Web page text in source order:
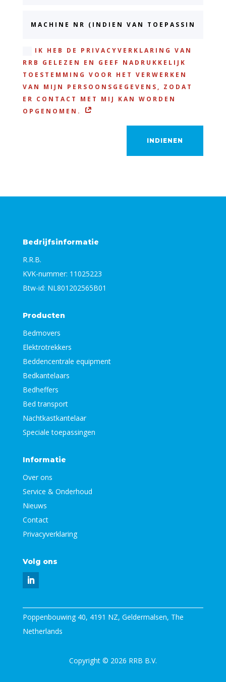
IK HEB DE PRIVACYVERKLARING VAN
RRB GELEZEN EN GEEF NADRUKKELIJK
TOESTEMMING VOOR HET VERWERKEN
VAN MIJN PERSOONSGEGEVENS, ZODAT
ER CONTACT MET MIJ KAN WORDEN
OPGENOMEN.
INDIENEN
Bedrijfsinformatie
R.R.B.
KVK-nummer: 11025223
Btw-id: NL801202565B01
Producten
Bedmovers
Elektrotrekkers
Beddencentrale equipment
Bedkantelaars
Bedheffers
Bed transport
Nachtkastkantelaar
Speciale toepassingen
Informatie
Over ons
Service & Onderhoud
Nieuws
Contact
Privacyverklaring
Volg ons
Poppenbouwing 40, 4191 NZ, Geldermalsen, The
Netherlands
Copyright © 2026 RRB B.V.